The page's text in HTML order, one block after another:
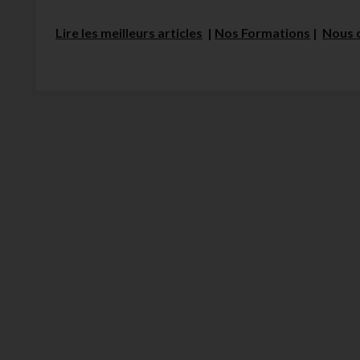
Lire les meilleurs articles | Nos Formations | Nous